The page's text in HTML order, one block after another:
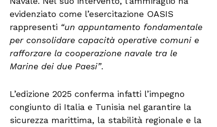
evidenziato come l’esercitazione OASIS
rappresenti “un appuntamento fondamentale
per consolidare capacità operative comuni e
rafforzare la cooperazione navale tra le
Marine dei due Paesi”.
L’edizione 2025 conferma infatti l’impegno
congiunto di Italia e Tunisia nel garantire la
sicurezza marittima, la stabilità regionale e la